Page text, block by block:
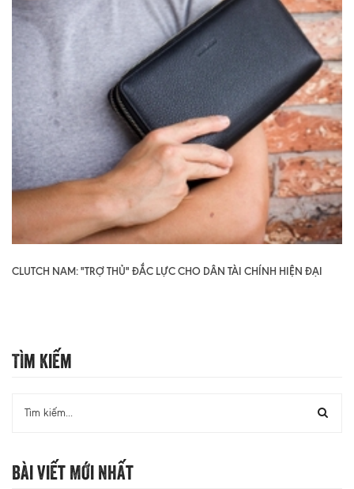
CLUTCH NAM: "TRỢ THỦ" ĐẮC LỰC CHO DÂN TÀI CHÍNH HIỆN ĐẠI
Tìm Kiếm
Bài Viết Mới Nhất